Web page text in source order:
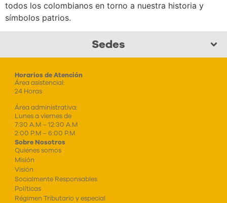
todos los colombianos en torno a nuestra historia y
símbolos patrios.
Sedes
Horarios de Atención
Área asistencial:
24 Horas
Área administrativa:
Lunes a viernes de
7:30 A.M – 12:30 A.M
2:00 P.M – 6:00 P.M
Sobre Nosotros
Quiénes somos
Misión
Visión
Socialmente Responsables
Políticas
Régimen Tributario y especial